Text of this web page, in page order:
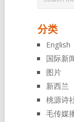
分类
English
国际新
图片
新西兰
桃源诗
毛传媒